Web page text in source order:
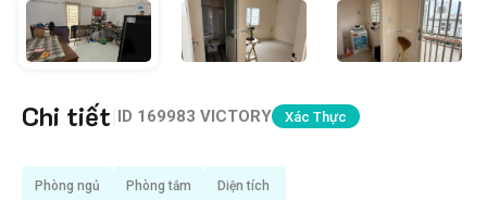
Chi tiết ID 169983 VICTORY Xác Thực
Phòng ngủ
Phòng tắm
Diện tích